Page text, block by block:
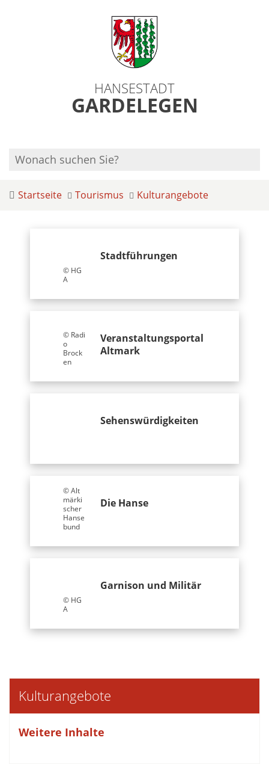
HANSESTADT
GARDELEGEN
Startseite Tourismus Kulturangebote
© HG
A
Stadtführungen
© Radi
o
Brock
en
Veranstaltungsportal
Altmark
Sehenswürdigkeiten
© Alt
märki
scher
Hanse
bund
Die Hanse
© HG
A
Garnison und Militär
Kulturangebote
Weitere Inhalte